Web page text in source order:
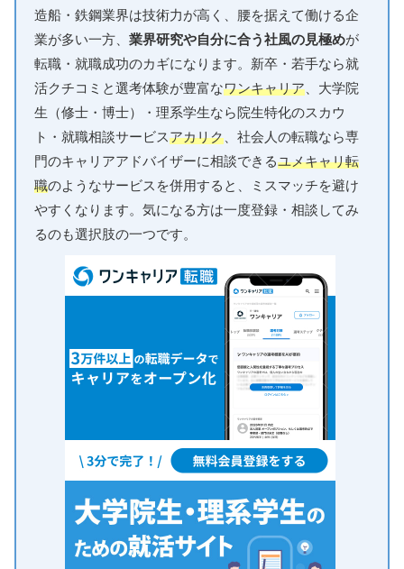
造船・鉄鋼業界は技術力が高く、腰を据えて働ける企
業が多い一方、 業界研究や自分に合う社風の見極めが
転職・就職成功のカギになります。新卒・若手なら就
活クチコミと選考体験が豊富なワンキャリア 、大学院
生（修士・博士）・理系学生なら院生特化のスカウ
ト・就職相談サービスアカリク 、社会人の転職なら専
門のキャリアアドバイザーに相談できるユメキャリ転
職のようなサービスを併用すると、ミスマッチを避け
やすくなります。気になる方は一度登録・相談してみ
るのも選択肢の一つです。